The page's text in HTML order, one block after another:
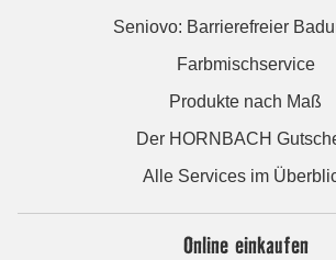
Seniovo: Barrierefreier
Farbmischservice
Produkte nach Maß
Der HORNBACH
Alle Services im
Online einkaufen